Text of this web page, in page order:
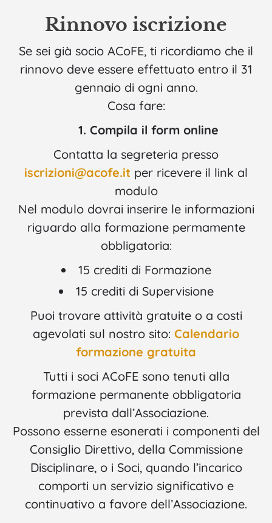
Rinnovo iscrizione
Se sei già socio ACoFE, ti ricordiamo che il
rinnovo deve essere effettuato entro il 31
gennaio di ogni anno.
Cosa fare:
1. Compila il form online
Contatta la segreteria presso
iscrizioni@acofe.it per ricevere il link al
modulo
Nel modulo dovrai inserire le informazioni
riguardo alla formazione permamente
obbligatoria:
15 crediti di Formazione
15 crediti di Supervisione
Puoi trovare attività gratuite o a costi
agevolati sul nostro sito: Calendario
formazione gratuita
Tutti i soci ACoFE sono tenuti alla
formazione permanente obbligatoria
prevista dall’Associazione.
Possono esserne esonerati i componenti del
Consiglio Direttivo, della Commissione
Disciplinare, o i Soci, quando l’incarico
comporti un servizio significativo e
continuativo a favore dell’Associazione.